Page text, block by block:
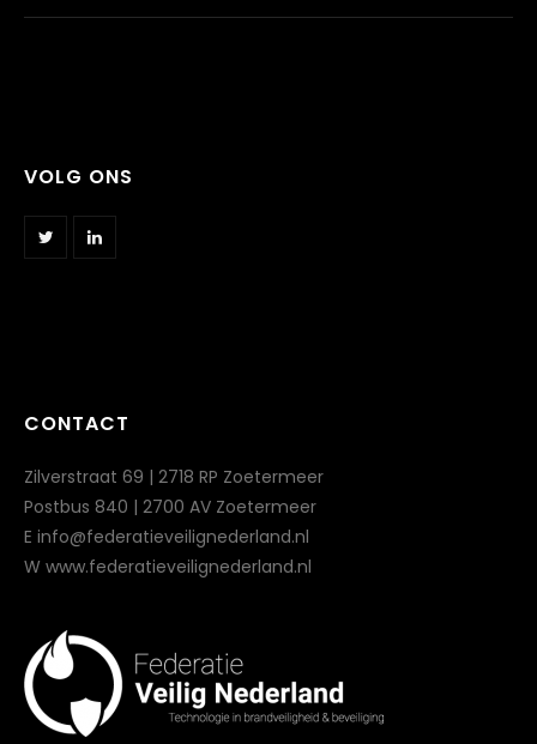
VOLG ONS
CONTACT
Zilverstraat 69 | 2718 RP Zoetermeer
Postbus 840 | 2700 AV Zoetermeer
E info@federatieveilignederland.nl
W www.federatieveilignederland.nl